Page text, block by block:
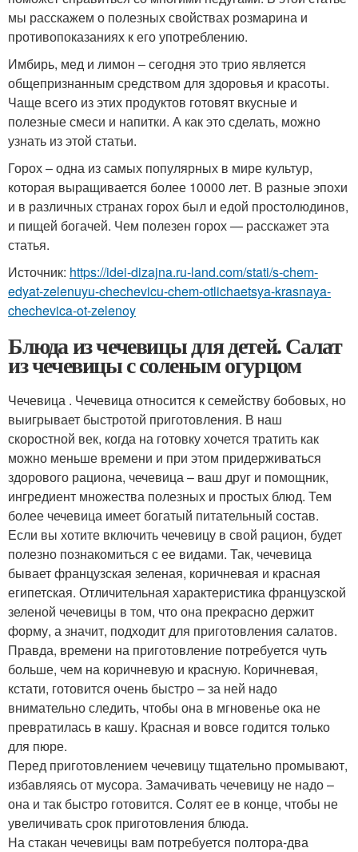
мы расскажем о полезных свойствах розмарина и
противопоказаниях к его употреблению.
Имбирь, мед и лимон – сегодня это трио является
общепризнанным средством для здоровья и красоты.
Чаще всего из этих продуктов готовят вкусные и
полезные смеси и напитки. А как это сделать, можно
узнать из этой статьи.
Горох – одна из самых популярных в мире культур,
которая выращивается более 10000 лет. В разные эпохи
и в различных странах горох был и едой простолюдинов,
и пищей богачей. Чем полезен горох — расскажет эта
статья.
Источник: https://idei-dizajna.ru-land.com/stati/s-chem-
edyat-zelenuyu-chechevicu-chem-otlichaetsya-krasnaya-
chechevica-ot-zelenoy
Блюда из чечевицы для детей. Салат
из чечевицы с соленым огурцом
Чечевица . Чечевица относится к семейству бобовых, но
выигрывает быстротой приготовления. В наш
скоростной век, когда на готовку хочется тратить как
можно меньше времени и при этом придерживаться
здорового рациона, чечевица – ваш друг и помощник,
ингредиент множества полезных и простых блюд. Тем
более чечевица имеет богатый питательный состав.
Если вы хотите включить чечевицу в свой рацион, будет
полезно познакомиться с ее видами. Так, чечевица
бывает французская зеленая, коричневая и красная
египетская. Отличительная характеристика французской
зеленой чечевицы в том, что она прекрасно держит
форму, а значит, подходит для приготовления салатов.
Правда, времени на приготовление потребуется чуть
больше, чем на коричневую и красную. Коричневая,
кстати, готовится очень быстро – за ней надо
внимательно следить, чтобы она в мгновенье ока не
превратилась в кашу. Красная и вовсе годится только
для пюре.
Перед приготовлением чечевицу тщательно промывают,
избавляясь от мусора. Замачивать чечевицу не надо –
она и так быстро готовится. Солят ее в конце, чтобы не
увеличивать срок приготовления блюда.
На стакан чечевицы вам потребуется полтора-два